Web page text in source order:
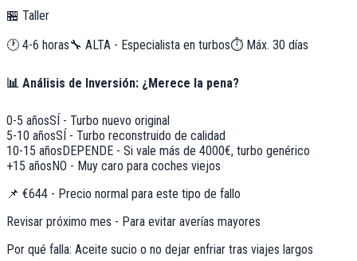
🏪 Taller
🕐 4-6 horas🔧 ALTA - Especialista en turbos⏱️ Máx. 30 días
📊 Análisis de Inversión: ¿Merece la pena?
0-5 añosSÍ - Turbo nuevo original
5-10 añosSÍ - Turbo reconstruido de calidad
10-15 añosDEPENDE - Si vale más de 4000€, turbo genérico
+15 añosNO - Muy caro para coches viejos
📌 €644 - Precio normal para este tipo de fallo
Revisar próximo mes - Para evitar averías mayores
Por qué falla: Aceite sucio o no dejar enfriar tras viajes largos